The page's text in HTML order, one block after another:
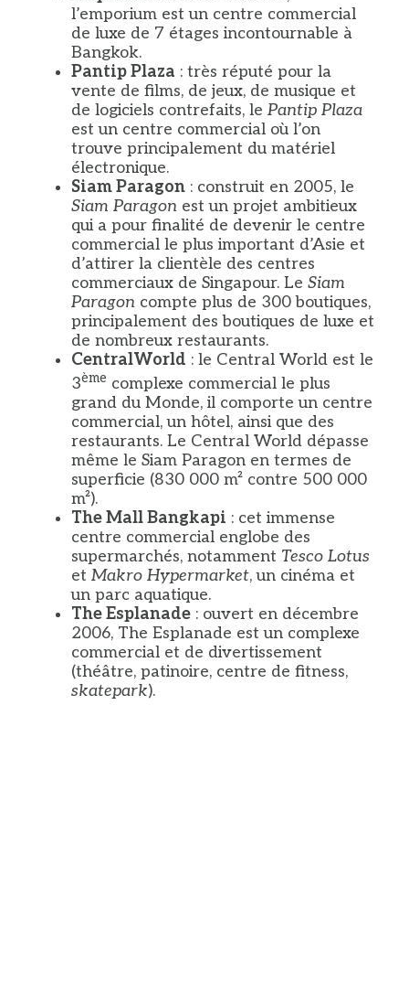
l’emporium est un centre commercial
de luxe de 7 étages incontournable à
Bangkok.
Pantip Plaza : très réputé pour la
vente de films, de jeux, de musique et
de logiciels contrefaits, le Pantip Plaza
est un centre commercial où l’on
trouve principalement du matériel
électronique.
Siam Paragon : construit en 2005, le
Siam Paragon est un projet ambitieux
qui a pour finalité de devenir le centre
commercial le plus important d’Asie et
d’attirer la clientèle des centres
commerciaux de Singapour. Le Siam
Paragon compte plus de 300 boutiques,
principalement des boutiques de luxe et
de nombreux restaurants.
CentralWorld : le Central World est le
3ème complexe commercial le plus
grand du Monde, il comporte un centre
commercial, un hôtel, ainsi que des
restaurants. Le Central World dépasse
même le Siam Paragon en termes de
superficie (830 000 m² contre 500 000
m²).
The Mall Bangkapi : cet immense
centre commercial englobe des
supermarchés, notamment Tesco Lotus
et Makro Hypermarket, un cinéma et
un parc aquatique.
The Esplanade : ouvert en décembre
2006, The Esplanade est un complexe
commercial et de divertissement
(théâtre, patinoire, centre de fitness,
skatepark).